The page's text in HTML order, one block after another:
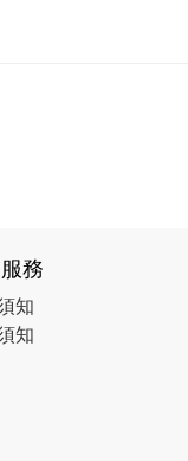
務
知
知